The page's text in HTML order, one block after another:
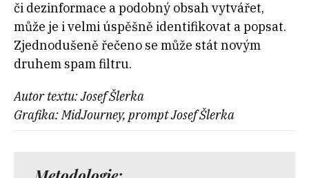
či dezinformace a podobný obsah vytvářet,
může je i velmi úspěšně identifikovat a popsat.
Zjednodušeně řečeno se může stát novým
druhem spam filtru.
Autor textu: Josef Šlerka
Grafika: MidJourney, prompt Josef Šlerka